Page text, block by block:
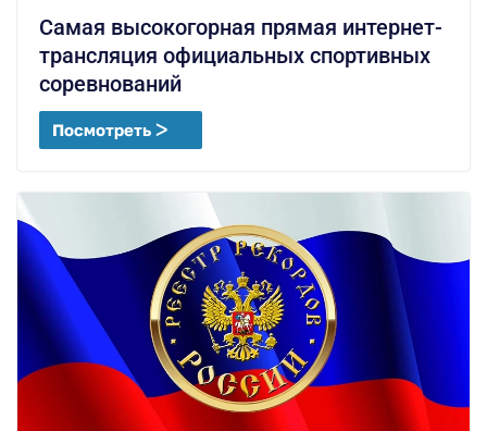
Самая высокогорная прямая интернет-
трансляция официальных спортивных
соревнований
Посмотреть ᐳ